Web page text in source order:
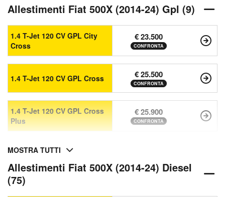
Allestimenti Fiat 500X (2014-24) Gpl (9)
1.4 T-Jet 120 CV GPL City
Cross
€ 23.500
CONFRONTA
1.4 T-Jet 120 CV GPL Cross € 25.500
CONFRONTA
1.4 T-Jet 120 CV GPL Cross
Plus
€ 25.900
CONFRONTA
MOSTRA TUTTI
Allestimenti Fiat 500X (2014-24) Diesel
(75)